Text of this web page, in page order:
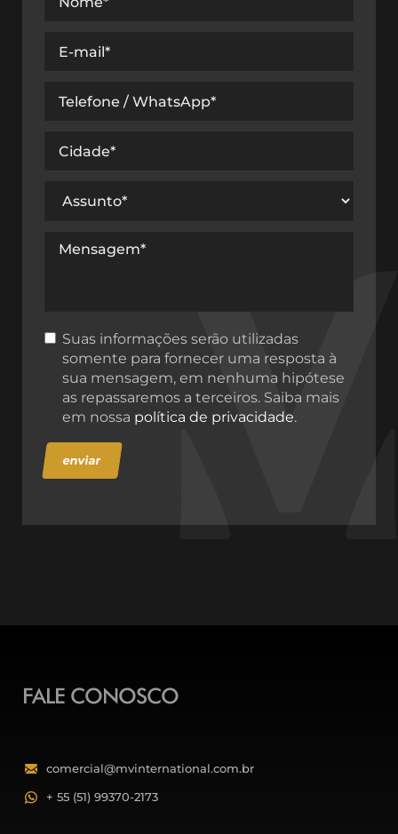
Suas informações serão utilizadas
somente para fornecer uma resposta à
sua mensagem, em nenhuma hipótese
as repassaremos a terceiros. Saiba mais
em nossa política de privacidade.
enviar
FALE CONOSCO
comercial@mvinternational.com.br
+ 55 (51) 99370-2173